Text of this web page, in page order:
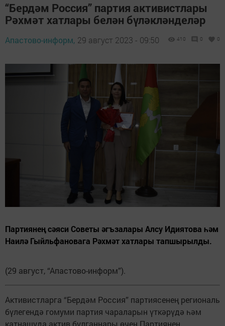
“Бердәм Россия” партия активистлары
Рәхмәт хатлары белән бүләкләнделәр
Апастово-информ, 29 август 2023 - 09:50 410 0 0
Партиянең сәяси Советы әгъзалары Алсу Идиятова һәм
Наилә Гыйльфановага Рәхмәт хатлары тапшырылды.
(29 август, “Апастово-информ”).
Активистларга “Бердәм Россия” партиясенең региональ
бүлегендә гомуми партия чараларын үткәрүдә һәм